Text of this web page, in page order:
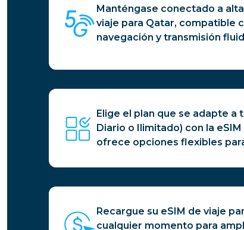
Manténgase conectado a
viaje para Qatar, compatible
navegación y transmisión
Elige el plan que se adapte a
Diario o Ilimitado) con la
ofrece opciones flexibles
Recargue su eSIM de viaje
cualquier momento para